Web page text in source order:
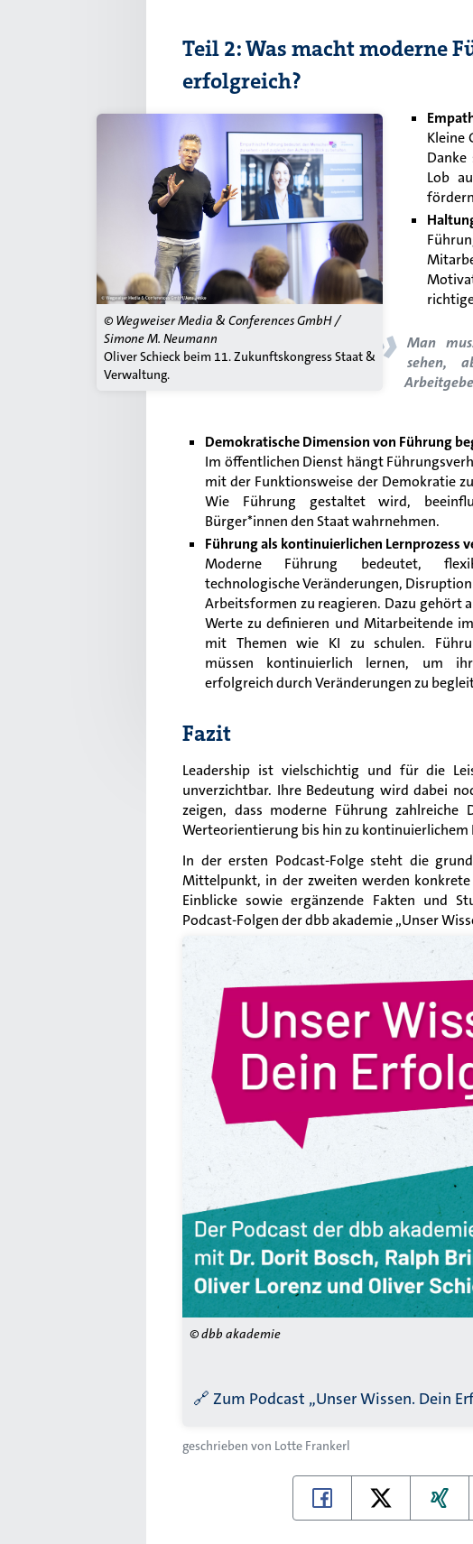
Teil 2: Was macht moderne
erfolgreich?
© Wegweiser Media & Conferences GmbH /
Simone M. Neumann
Oliver Schieck beim 11. Zukunftskongress Staat &
Verwaltung.
Kleine
Lob
» Man
sehen,
Demokratische Dimension von Führung
Im öffentlichen Dienst hängt
mit der Funktionsweise der Demokratie
Wie Führung gestaltet wird,
Bürger*innen den Staat wahrnehmen.
Führung als kontinuierlichen Lernprozess
Moderne Führung bedeutet,
technologische Veränderungen,
Arbeitsformen zu reagieren. Dazu gehört
Werte zu definieren und Mitarbeitende
mit Themen wie KI zu schulen.
müssen kontinuierlich lernen, um
erfolgreich durch Veränderungen zu
Fazit
Leadership ist vielschichtig und für die
unverzichtbar. Ihre Bedeutung wird dabei
zeigen, dass moderne Führung
Werteorientierung bis hin zu kontinuierlichem
In der ersten Podcast-Folge steht die
Mittelpunkt, in der zweiten werden
Einblicke sowie ergänzende Fakten und
Podcast-Folgen der dbb akademie „Unser
© dbb akademie
🔗 Zum Podcast „Unser Wissen. Dein
geschrieben von Lotte Frankerl